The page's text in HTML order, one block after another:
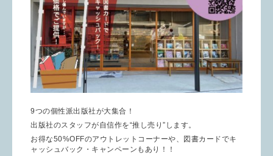
9つの個性派出版社が大集合！
出版社のスタッフが自信作を“推し売り”します。
お得な50%OFFのアウトレットコーナーや、図書カードでキ
ャッシュバック・キャンペーンもあり！！